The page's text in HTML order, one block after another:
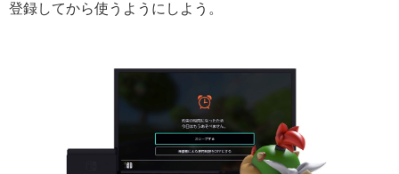
登録してから使うようにしよう。